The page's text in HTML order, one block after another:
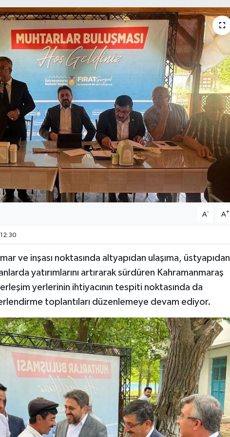
A- A+
ve inşası noktasında altyapıdan ulaşıma, üstyapıdan
yatırımlarını artırarak sürdüren Kahramanmaraş
yerlerinin ihtiyacının tespiti noktasında da
toplantıları düzenlemeye devam ediyor.